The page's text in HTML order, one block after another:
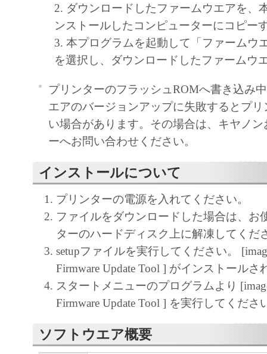
います）に、本契約の条件の下で、「許諾
を使用させることができます。その場合、
かる「指定ユーザ」を本契約の条件に従わ
き、すべての責任を負っていただくものと
(2) お客様は、再使用許諾、譲渡、頒布、
により、第三者に「本ソフトウエア」を使
させることはできません。
正、改変、リバース・エンジニアリング、
このような行為をさせてはなりません。
(4) 本契約に明示的に定める場合を除き、
フトウエア」に関する知的財産権のいかな
に付与するものではありません。
２．所有権
「本ソフトウエア」及びその複製物に係る
は、その内容によりキヤノンまたはキヤノ
2. ダウンロードしたファームウエアを、
ンストールしたコンピューターにコピー
3. 本プログラムを起動して「ファームウ
を選択し、ダウンロードしたファームウ
プリンターのフラッシュROMへ書き込み
エアのバージョンアップに失敗するとプ
い場合があります。その場合は、キヤノ
ーへお問い合わせください。
インストールについて
プリンターの電源を入れてください。
ファイルをダウンロードした場合は、お
ターのハードディスク上に解凍してくだ
setupファイルを実行してください。
Firmware Update Tool ] がインストールさ
スタートメニューのプログラムより
Firmware Update Tool ] を実行してくださ
ソフトウエア概要